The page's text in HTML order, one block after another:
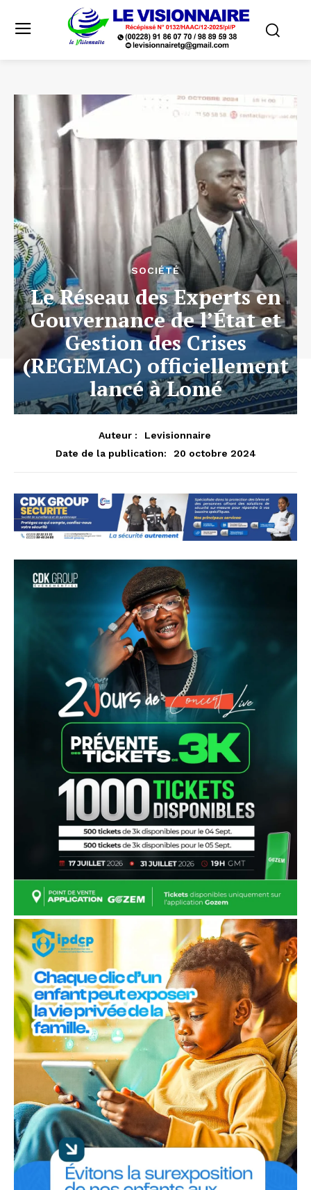
SOCIÉTÉ
Le Réseau des Experts en
Gouvernance de l’État et
Gestion des Crises
(REGEMAC) officiellement
lancé à Lomé
Auteur :
Levisionnaire
Date de la publication:
20 octobre 2024